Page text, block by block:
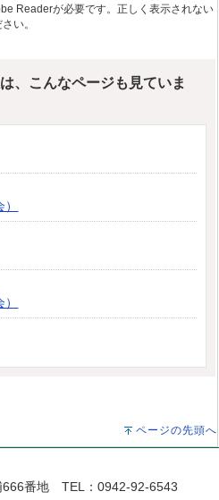
Readerが必要です。正しく表示されない
い。
、こんなページも見ていま
ページの先頭へ
666番地 TEL：0942-92-6543